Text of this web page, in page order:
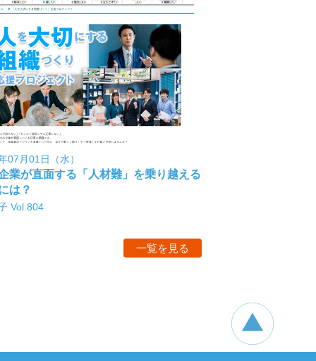
07月01日（水）
業が直面する「人材難」を乗り越える
は？
Vol.804
一覧を見る